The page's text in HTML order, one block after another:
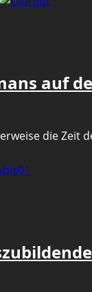
auf
die Zeit